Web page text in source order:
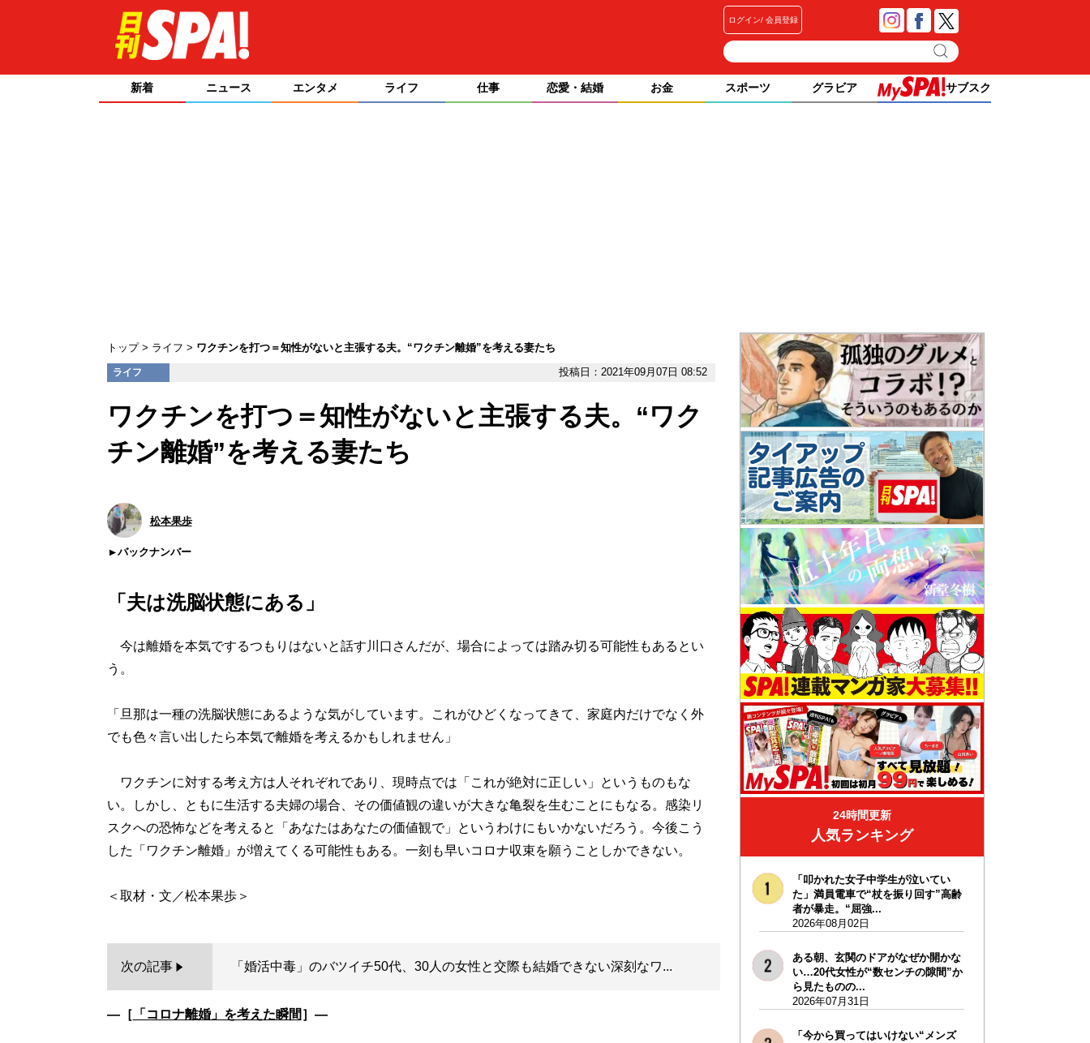
ログイン 会員登録
新着 ニュース エンタメ ライフ 仕事 恋愛・結婚 お金 スポーツ グラビア サブスク
トップ ライフ ワクチンを打つ＝知性がないと主張する夫。“ワクチン離婚”を考える妻たち
ライフ 投稿日：2021年09月07日 08:52
ワクチンを打つ＝知性がないと主張する夫。“ワク
チン離婚”を考える妻たち
松本果歩
バックナンバー
「夫は洗脳状態にある」
今は離婚を本気でするつもりはないと話す川口さんだが、場合によっては踏み切る可能性もあるとい
う。
「旦那は一種の洗脳状態にあるような気がしています。これがひどくなってきて、家庭内だけでなく外
でも色々言い出したら本気で離婚を考えるかもしれません」
ワクチンに対する考え方は人それぞれであり、現時点では「これが絶対に正しい」というものもな
い。しかし、ともに生活する夫婦の場合、その価値観の違いが大きな亀裂を生むことにもなる。感染リ
スクへの恐怖などを考えると「あなたはあなたの価値観で」というわけにもいかないだろう。今後こう
した「ワクチン離婚」が増えてくる可能性もある。一刻も早いコロナ収束を願うことしかできない。
次の記事 「婚活中毒」のバツイチ50代、30人の女性と交際も結婚できない深刻なワ...
―［ 「コロナ離婚」を考えた瞬間 ］―
24時間更新
人気ランキング
「叩かれた女子中学生が泣いてい
た」満員電車で“杖を振り回す”高齢
者が暴走。“屈強...
2026年08月02日
ある朝、玄関のドアがなぜか開かな
い…20代女性が“数センチの隙間”か
ら見たものの...
2026年07月31日
「今から買ってはいけない“メンズ